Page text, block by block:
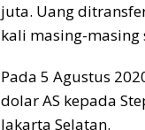
juta. Uang
kali masing-masing
Pada 5 Agustus
dolar AS kepada
Jakarta Selatan.